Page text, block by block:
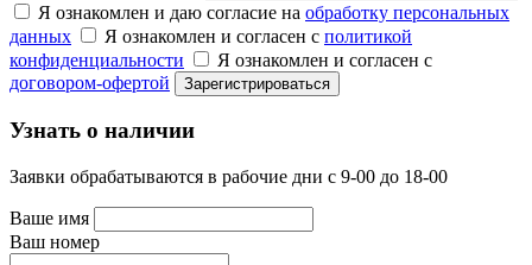
Я ознакомлен и даю согласие на обработку персональных
данных
Я ознакомлен и согласен с политикой
конфиденциальности
Я ознакомлен и согласен с
договором-офертой
Узнать о наличии
Заявки обрабатываются в рабочие дни с 9-00 до 18-00
Ваше имя
Ваш номер